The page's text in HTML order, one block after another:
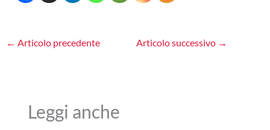
← Articolo precedente Articolo successivo →
Leggi anche